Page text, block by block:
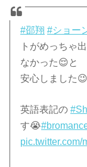
#邵翔 #ショー
トがめっちゃ
なかった😌と
安心しました😉
英語表記の
す😭
pic.twitter.com/